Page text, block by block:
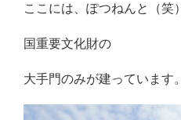
ここには、ぽつねんと（笑）
国重要文化財の
大手門のみが建っています。